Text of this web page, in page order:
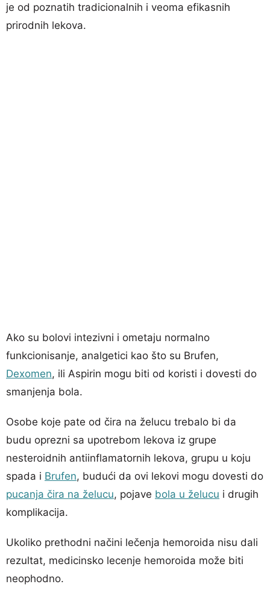
je od poznatih tradicionalnih i veoma efikasnih
prirodnih lekova.
Ako su bolovi intezivni i ometaju normalno
funkcionisanje, analgetici kao što su Brufen,
Dexomen, ili Aspirin mogu biti od koristi i dovesti do
smanjenja bola.
Osobe koje pate od čira na želucu trebalo bi da
budu oprezni sa upotrebom lekova iz grupe
nesteroidnih antiinflamatornih lekova, grupu u koju
spada i Brufen, budući da ovi lekovi mogu dovesti do
pucanja čira na želucu, pojave bola u želucu i drugih
komplikacija.
Ukoliko prethodni načini lečenja hemoroida nisu dali
rezultat, medicinsko lecenje hemoroida može biti
neophodno.